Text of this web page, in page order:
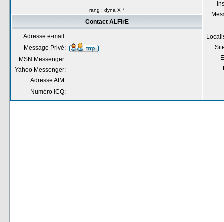
rang : dyna X *
Contact ALFIrE
Adresse e-mail:
Message Privé:
MSN Messenger:
Yahoo Messenger:
Adresse AIM:
Numéro ICQ: